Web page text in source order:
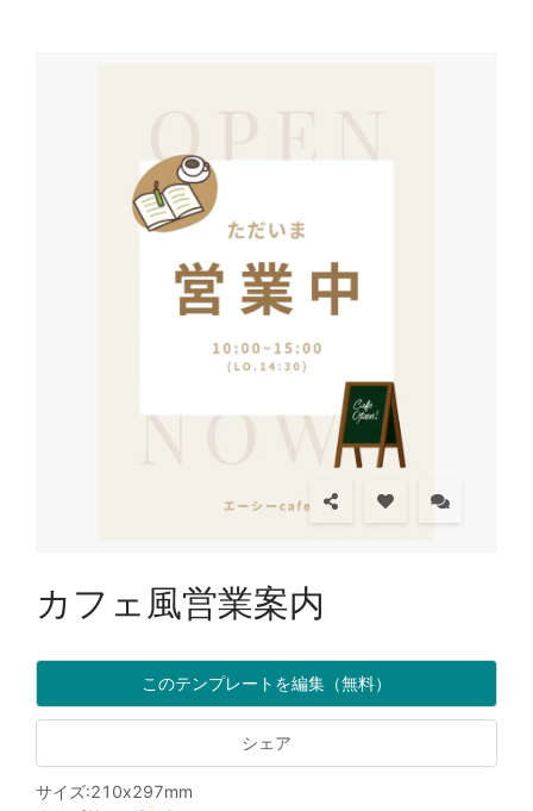
カフェ風営業案内
このテンプレートを編集（無料）
シェア
サイズ:210x297mm